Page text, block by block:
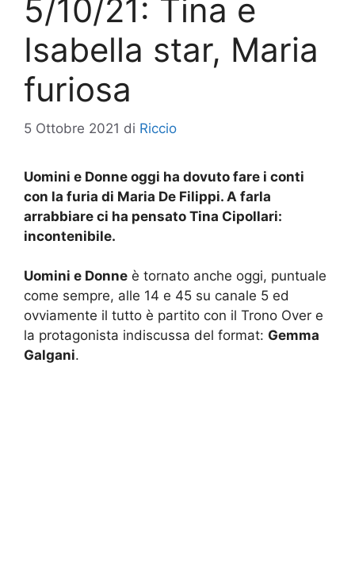
5/10/21: Tina e
Isabella star, Maria
furiosa
5 Ottobre 2021 di Riccio
Uomini e Donne oggi ha dovuto fare i conti
con la furia di Maria De Filippi. A farla
arrabbiare ci ha pensato Tina Cipollari:
incontenibile.
Uomini e Donne è tornato anche oggi, puntuale
come sempre, alle 14 e 45 su canale 5 ed
ovviamente il tutto è partito con il Trono Over e
la protagonista indiscussa del format: Gemma
Galgani.